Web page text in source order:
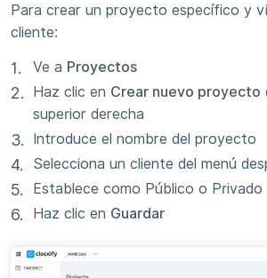
Para crear un proyecto específico y
cliente:
Ve a Proyectos
Haz clic en Crear nuevo proyecto
superior derecha
Introduce el nombre del proyecto
Selecciona un cliente del menú
Establece como Público o Privado
Haz clic en Guardar